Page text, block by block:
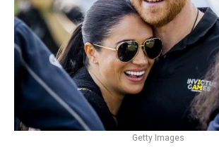
Getty Images